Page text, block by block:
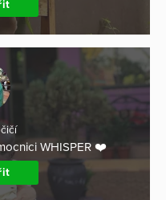
WHISPER ❤️